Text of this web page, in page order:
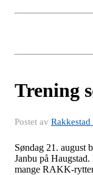
Trening
Postet av
Søndag 21. august
Janbu på
mange RAKK-